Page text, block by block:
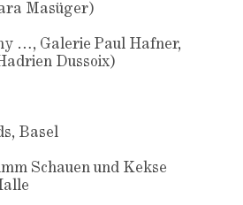
Masüger)
…, Galerie Paul Hafner,
Dussoix)
Basel
Schauen und Kekse